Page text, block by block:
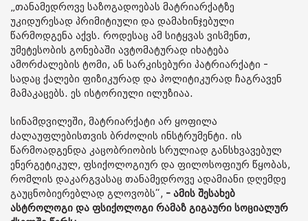
„თანამედროვე საზოგადოებას მატრიარქატზე
უკიდურესად პრიმიტიული და დამახინჯებული
წარმოდგენა აქვს. როდესაც ამ სიტყვას ვისმენთ,
უმეტესობის გონებაში ავტომატურად იხატება
ამორძალების ტომი, ან სარკისებური პატრიარქატი -
სადაც ქალები ფიზიკურად და პოლიტიკურად ჩაგრავენ
მამაკაცებს. ეს ისტორიული ილუზიაა.
სინამდვილეში, მატრიარქატი არ ყოფილა
ძალაუფლებისთვის ბრძოლის ინსტრუმენტი. ის
წარმოადგენდა კაცობრიობის სრულიად განსხვავებულ
ენერგეტიკულ, ფსიქოლოგიურ და ფილოსოფიურ წყობას,
რომლის დაკარგვასაც თანამედროვე ადამიანი დღემდე
გაუცნობიერებლად გლოვობს“, - ამის შესახებ
ასტროლოგი და ფსიქოლოგი რამაზ გიგაური სოციალურ